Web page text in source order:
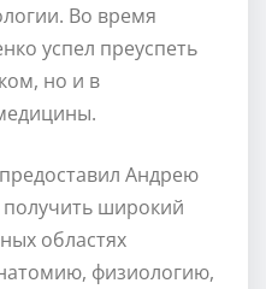
Во время
успел преуспеть
но и в
Андрею
широкий
областях
физиологию,